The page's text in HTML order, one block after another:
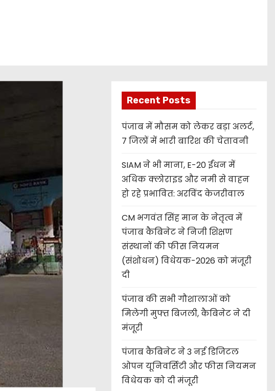
Recent Posts
पंजाब में मौसम को लेकर बड़ा अलर्ट,
7 जिलों में भारी बारिश की चेतावनी
SIAM ने भी माना, E-20 ईंधन में
अधिक क्लोराइड और नमी से वाहन
हो रहे प्रभावित: अरविंद केजरीवाल
CM भगवंत सिंह मान के नेतृत्व में
पंजाब कैबिनेट ने निजी शिक्षण
संस्थानों की फीस नियमन
(संशोधन) विधेयक-2026 को मंजूरी
दी
पंजाब की सभी गौशालाओं को
मिलेगी मुफ्त बिजली, कैबिनेट ने दी
मंजूरी
पंजाब कैबिनेट ने 3 नई डिजिटल
ओपन यूनिवर्सिटी और फीस नियमन
विधेयक को दी मंजूरी